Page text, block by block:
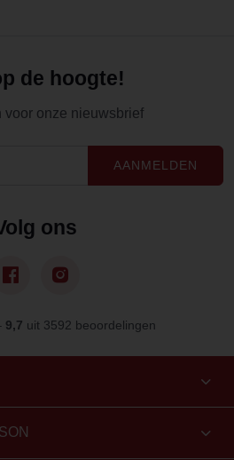
de hoogte!
voor onze nieuwsbrief
AANMELDEN
ons
9,7 uit 3592 beoordelingen